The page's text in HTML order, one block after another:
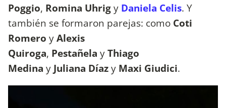
Poggio, Romina Uhrigy Daniela Celis. Y
también se formaron parejas: como Coti
Romero yAlexis
Quiroga, Pestañela yThiago
Medina y Juliana Díazy Maxi Giudici.